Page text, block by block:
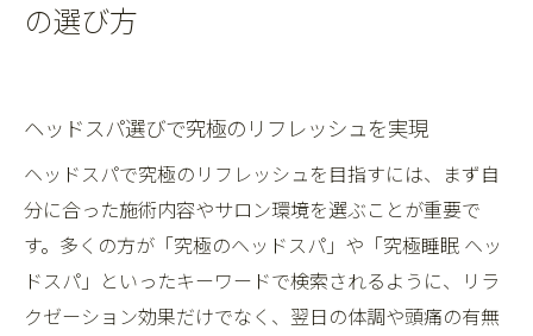
の選び方
ヘッドスパ選びで究極のリフレッシュを実現
ヘッドスパで究極のリフレッシュを目指すには、まず自
分に合った施術内容やサロン環境を選ぶことが重要で
す。多くの方が「究極のヘッドスパ」や「究極睡眠 ヘッ
ドスパ」といったキーワードで検索されるように、リラ
クゼーション効果だけでなく、翌日の体調や頭痛の有無